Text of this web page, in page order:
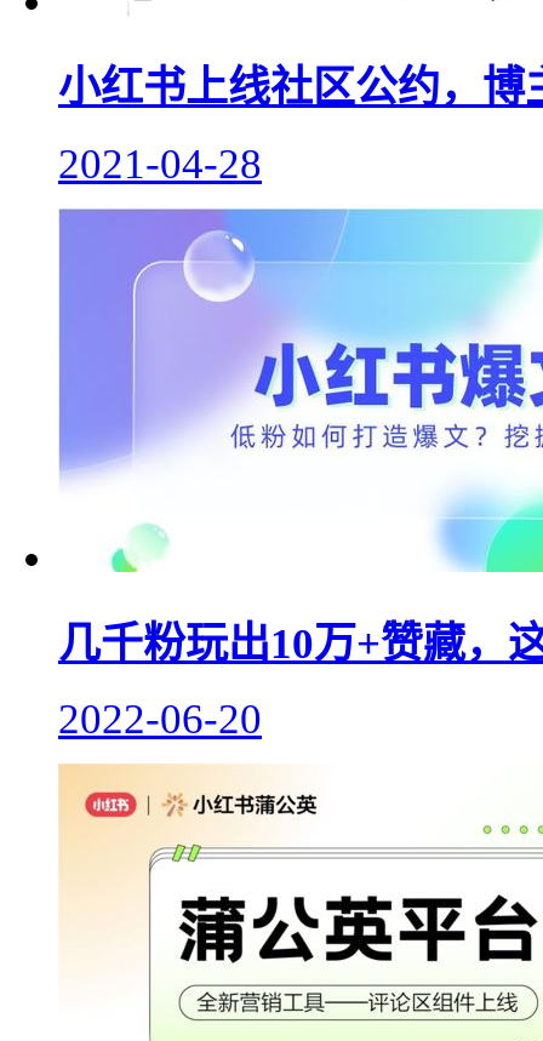
小红书上线社区公约，
2021-04-28
几千粉玩出10万+赞藏，
2022-06-20